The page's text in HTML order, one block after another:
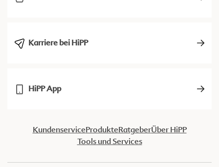
Karriere bei HiPP
HiPP App
KundenserviceProdukteRatgeberÜber HiPP
Tools und Services